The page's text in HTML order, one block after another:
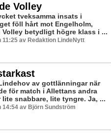
Volley
tveksamma insats i
föll hårt mot Engelholm,
betydligt högre klass i ...
av Redaktion LindeNytt
av gottlänningar när
för match i Allettans andra
snabbare, lite tyngre. Ja, ...
14:54 av Björn Sundström